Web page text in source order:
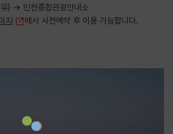
) → 인천종합관광안내소
지 에서 사전예약 후 이용 가능합니다.